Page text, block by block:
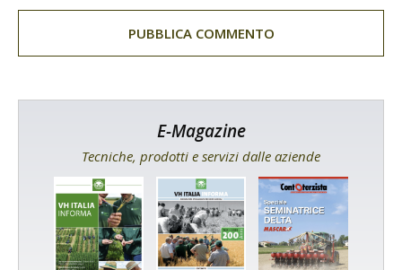
E-Magazine
Tecniche, prodotti e servizi dalle aziende